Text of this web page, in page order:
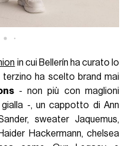
in cui Bellerín ha curato lo
ha scelto brand mai
- non più con maglioni
-, un cappotto di Ann
sweater Jaquemus,
Hackermann, chelsea